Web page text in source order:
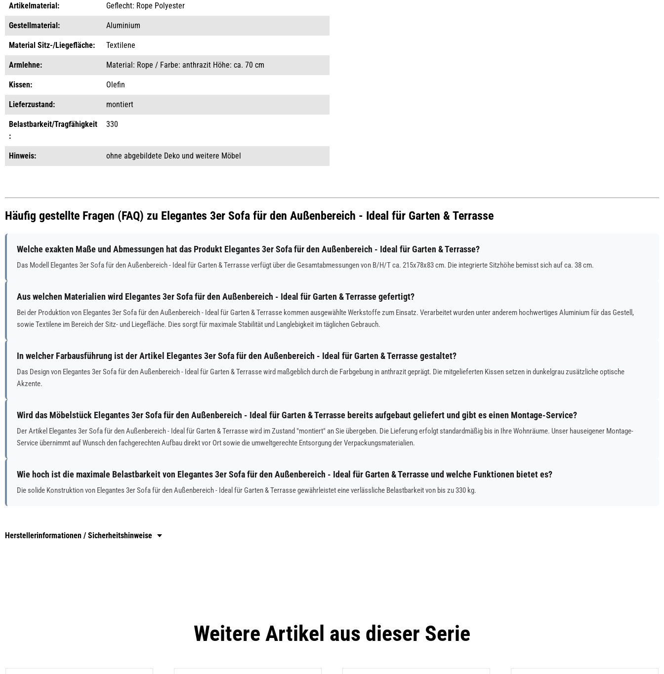
Artikelmaterial: Geflecht: Rope Polyester
Gestellmaterial: Aluminium
Material Sitz-/Liegefläche: Textilene
Armlehne: Material: Rope / Farbe: anthrazit Höhe: ca. 70 cm
Kissen: Olefin
Lieferzustand: montiert
Belastbarkeit/Tragfähigkeit
:
330
Hinweis: ohne abgebildete Deko und weitere Möbel
Häufig gestellte Fragen (FAQ) zu Elegantes 3er Sofa für den Außenbereich - Ideal für Garten & Terrasse
Welche exakten Maße und Abmessungen hat das Produkt Elegantes 3er Sofa für den Außenbereich - Ideal für Garten & Terrasse?
Das Modell Elegantes 3er Sofa für den Außenbereich - Ideal für Garten & Terrasse verfügt über die Gesamtabmessungen von B/H/T ca. 215x78x83 cm. Die integrierte Sitzhöhe bemisst sich auf ca. 38 cm.
Aus welchen Materialien wird Elegantes 3er Sofa für den Außenbereich - Ideal für Garten & Terrasse gefertigt?
Bei der Produktion von Elegantes 3er Sofa für den Außenbereich - Ideal für Garten & Terrasse kommen ausgewählte Werkstoffe zum Einsatz. Verarbeitet wurden unter anderem hochwertiges Aluminium für das Gestell,
sowie Textilene im Bereich der Sitz- und Liegefläche. Dies sorgt für maximale Stabilität und Langlebigkeit im täglichen Gebrauch.
In welcher Farbausführung ist der Artikel Elegantes 3er Sofa für den Außenbereich - Ideal für Garten & Terrasse gestaltet?
Das Design von Elegantes 3er Sofa für den Außenbereich - Ideal für Garten & Terrasse wird maßgeblich durch die Farbgebung in anthrazit geprägt. Die mitgelieferten Kissen setzen in dunkelgrau zusätzliche optische
Akzente.
Wird das Möbelstück Elegantes 3er Sofa für den Außenbereich - Ideal für Garten & Terrasse bereits aufgebaut geliefert und gibt es einen Montage-Service?
Der Artikel Elegantes 3er Sofa für den Außenbereich - Ideal für Garten & Terrasse wird im Zustand "montiert" an Sie übergeben. Die Lieferung erfolgt standardmäßig bis in Ihre Wohnräume. Unser hauseigener Montage-
Service übernimmt auf Wunsch den fachgerechten Aufbau direkt vor Ort sowie die umweltgerechte Entsorgung der Verpackungsmaterialien.
Wie hoch ist die maximale Belastbarkeit von Elegantes 3er Sofa für den Außenbereich - Ideal für Garten & Terrasse und welche Funktionen bietet es?
Die solide Konstruktion von Elegantes 3er Sofa für den Außenbereich - Ideal für Garten & Terrasse gewährleistet eine verlässliche Belastbarkeit von bis zu 330 kg.
Herstellerinformationen / Sicherheitshinweise
Weitere Artikel aus dieser Serie